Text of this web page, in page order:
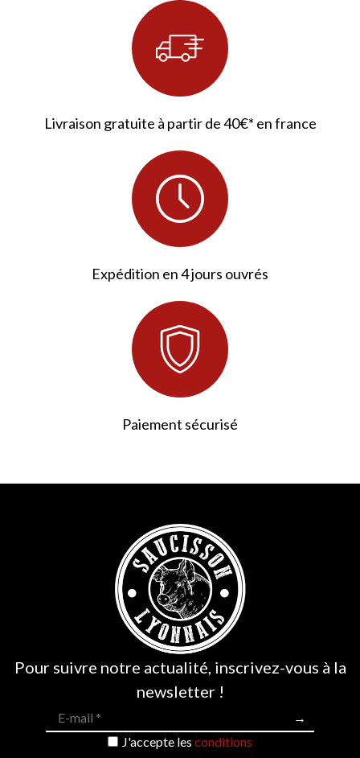
Livraison gratuite à partir de 40€* en france
Expédition en 4 jours ouvrés
Paiement sécurisé
Pour suivre notre actualité, inscrivez-vous à la
newsletter !
J'accepte les conditions